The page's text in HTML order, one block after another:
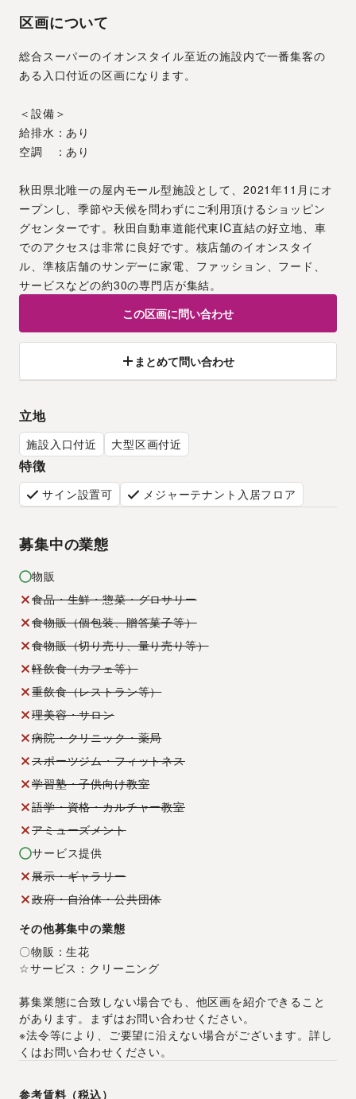
区画について
総合スーパーのイオンスタイル至近の施設内で一番集客の
ある入口付近の区画になります。
＜設備＞
給排水：あり
空調　：あり
秋田県北唯一の屋内モール型施設として、2021年11月にオ
ープンし、季節や天候を問わずにご利用頂けるショッピン
グセンターです。秋田自動車道能代東IC直結の好立地、車
でのアクセスは非常に良好です。核店舗のイオンスタイ
ル、準核店舗のサンデーに家電、ファッション、フード、
サービスなどの約30の専門店が集結。
この区画に問い合わせ
まとめて問い合わせ
立地
施設入口付近 大型区画付近
特徴
サイン設置可 メジャーテナント入居フロア
募集中の業態
物販
食品・生鮮・惣菜・グロサリー
食物販（個包装、贈答菓子等）
食物販（切り売り、量り売り等）
軽飲食（カフェ等）
重飲食（レストラン等）
理美容・サロン
病院・クリニック・薬局
スポーツジム・フィットネス
学習塾・子供向け教室
語学・資格・カルチャー教室
アミューズメント
サービス提供
展示・ギャラリー
政府・自治体・公共団体
その他募集中の業態
〇物販：生花
☆サービス：クリーニング
募集業態に合致しない場合でも、他区画を紹介できること
があります。まずはお問い合わせください。
※法令等により、ご要望に沿えない場合がございます。詳し
くはお問い合わせください。
参考賃料（税込）